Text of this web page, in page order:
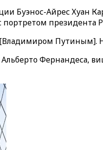
Буэнос-Айрес Хуан
портретом
Путиным].
Фернандеса,